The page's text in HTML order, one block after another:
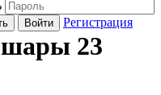
Войти Регистрация
23